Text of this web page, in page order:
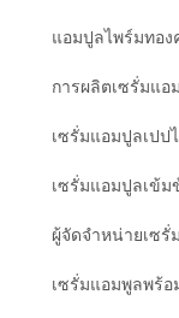
แอมปูลไพร์มทอ
การผลิตเซรั่มแ
เซรั่มแอมปูลเปป
เซรั่มแอมปูลเข้ม
ผู้จัดจำหน่ายเซ
เซรั่มแอมพูลพร้